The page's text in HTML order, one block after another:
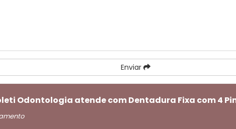
Enviar
Odontologia atende com Dentadura Fixa com 4